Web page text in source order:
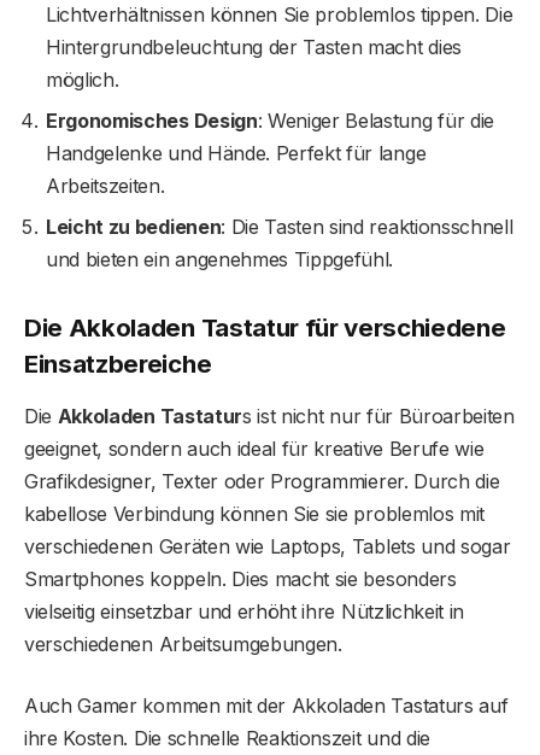
Lichtverhältnissen können Sie problemlos tippen. Die
Hintergrundbeleuchtung der Tasten macht dies
möglich.
Ergonomisches Design: Weniger Belastung für die
Handgelenke und Hände. Perfekt für lange
Arbeitszeiten.
Leicht zu bedienen: Die Tasten sind reaktionsschnell
und bieten ein angenehmes Tippgefühl.
Die Akkoladen Tastatur für verschiedene
Einsatzbereiche
Die Akkoladen Tastaturs ist nicht nur für Büroarbeiten
geeignet, sondern auch ideal für kreative Berufe wie
Grafikdesigner, Texter oder Programmierer. Durch die
kabellose Verbindung können Sie sie problemlos mit
verschiedenen Geräten wie Laptops, Tablets und sogar
Smartphones koppeln. Dies macht sie besonders
vielseitig einsetzbar und erhöht ihre Nützlichkeit in
verschiedenen Arbeitsumgebungen.
Auch Gamer kommen mit der Akkoladen Tastaturs auf
ihre Kosten. Die schnelle Reaktionszeit und die